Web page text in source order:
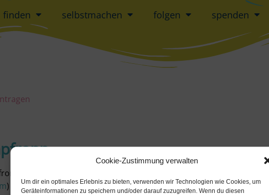
Cookie-Zustimmung verwalten
Um dir ein optimales Erlebnis zu bieten, verwenden wir Technologien wie Cookies, um
Geräteinformationen zu speichern und/oder darauf zuzugreifen. Wenn du diesen
finden selbstmachen folgen spenden
)